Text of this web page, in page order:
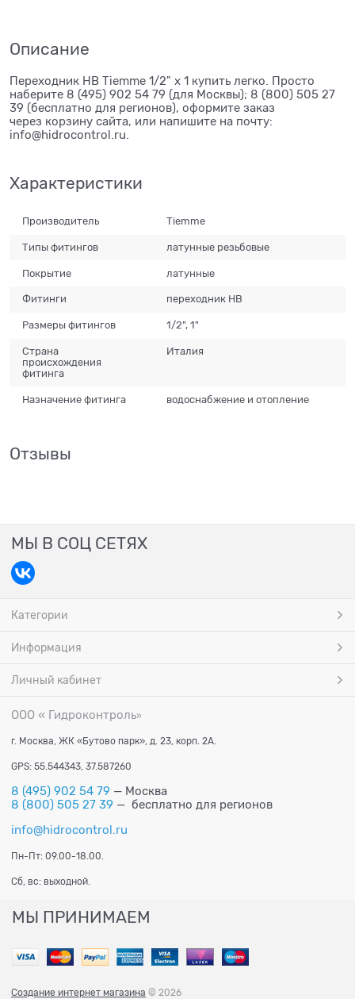
Описание
Переходник НВ Tiemme 1/2" х 1 купить легко. Просто
наберите 8 (495) 902 54 79 (для Москвы); 8 (800) 505 27
39 (бесплатно для регионов), оформите заказ
через корзину сайта, или напишите на почту:
info@hidrocontrol.ru.
Характеристики
Производитель Tiemme
Типы фитингов латунные резьбовые
Покрытие латунные
Фитинги переходник НВ
Размеры фитингов 1/2", 1"
Страна
происхождения
фитинга
Италия
Назначение фитинга водоснабжение и отопление
Отзывы
МЫ В СОЦ СЕТЯХ
Категории
Информация
Личный кабинет
ООО « Гидроконтроль»
г. Москва, ЖК «Бутово парк», д. 23, корп. 2А.
GPS: 55.544343, 37.587260
8 (495) 902 54 79 — Москва
8 (800) 505 27 39 — бесплатно для регионов
info@hidrocontrol.ru
Пн-Пт: 09.00-18.00.
Сб, вс: выходной.
МЫ ПРИНИМАЕМ
Создание интернет магазина © 2026